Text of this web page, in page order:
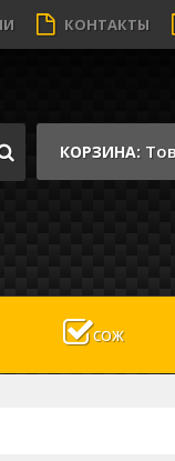
КОНТАКТЫ
КОРЗИНА:
СОЖ